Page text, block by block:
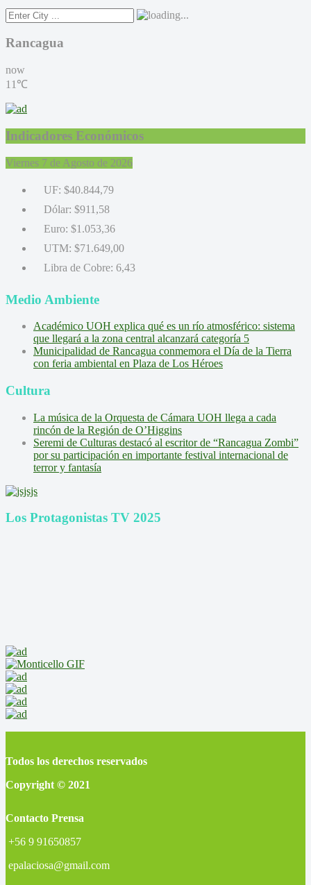
Rancagua
now
11℃
Indicadores Económicos
Viernes 7 de Agosto de 2026
UF: $40.844,79
Dólar: $911,58
Euro: $1.053,36
UTM: $71.649,00
Libra de Cobre: 6,43
Medio Ambiente
Académico UOH explica qué es un río atmosférico: sistema
que llegará a la zona central alcanzará categoría 5
Municipalidad de Rancagua conmemora el Día de la Tierra
con feria ambiental en Plaza de Los Héroes
Cultura
La música de la Orquesta de Cámara UOH llega a cada
rincón de la Región de O’Higgins
Seremi de Culturas destacó al escritor de “Rancagua Zombi”
por su participación en importante festival internacional de
terror y fantasía
Los Protagonistas TV 2025
Todos los derechos reservados
Copyright © 2021
Contacto Prensa
+56 9 91650857
epalaciosa@gmail.com